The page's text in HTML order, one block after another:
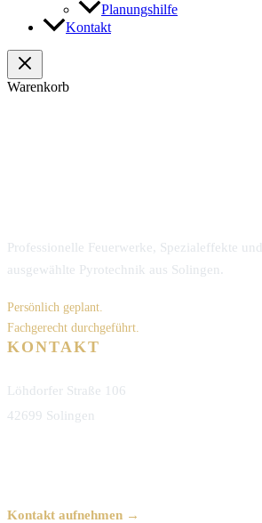
Planungshilfe
Kontakt
Warenkorb
Professionelle Feuerwerke, Spezialeffekte und
ausgewählte Pyrotechnik aus Solingen.
Persönlich geplant.
Fachgerecht durchgeführt.
KONTAKT
Löhdorfer Straße 106
42699 Solingen
Kontakt aufnehmen →